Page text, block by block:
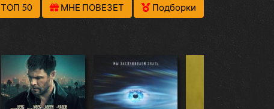
ТОП 50 МНЕ ПОВЕЗЕТ Подборки